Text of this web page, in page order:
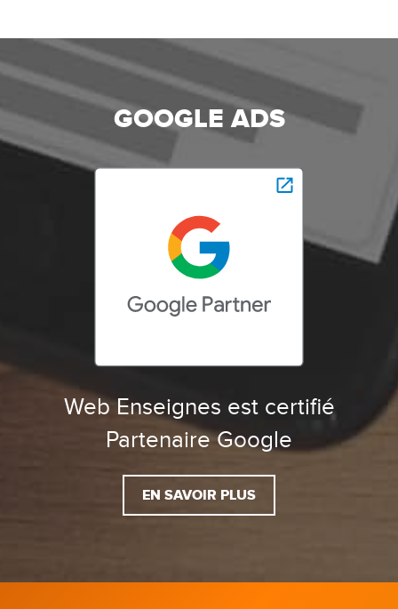
GOOGLE ADS
Web Enseignes est certifié
Partenaire Google
EN SAVOIR PLUS